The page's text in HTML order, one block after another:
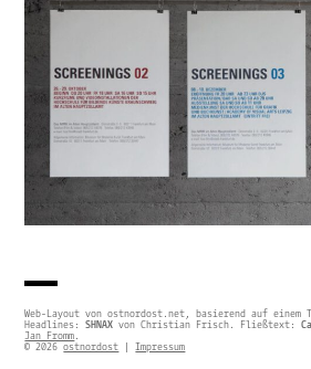
Web-Layout von ostnordost.net, basierend auf einem
Headlines:SHNAX von Christian Frisch. Fließtext:
Jan Fromm.
© 2026ostnordost |Impressum